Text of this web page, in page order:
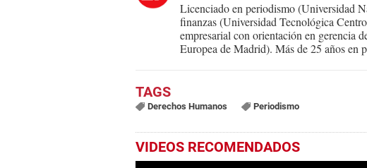
Licenciado en periodismo (Universidad
finanzas (Universidad Tecnológica
empresarial con orientación en gerencia
Europea de Madrid). Más de 25 años en
Derechos Humanos Periodismo
VIDEOS RECOMENDADOS